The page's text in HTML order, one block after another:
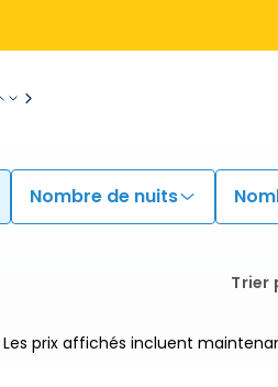
Nombre de nuits
Trier
Les prix affichés incluent